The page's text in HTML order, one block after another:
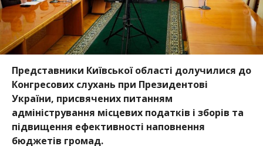
Представники Київської області долучилися до
Конгресових слухань при Президентові
України, присвячених питанням
адміністрування місцевих податків і зборів та
підвищення ефективності наповнення
бюджетів громад.